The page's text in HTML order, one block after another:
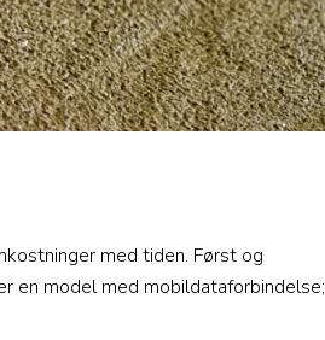
med tiden. Først og
en model med mobildataforbindelse;